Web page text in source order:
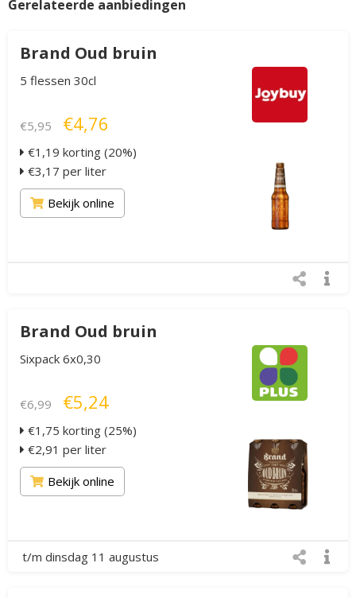
Gerelateerde aanbiedingen
Brand Oud bruin
5 flessen 30cl
€5,95 €4,76
€1,19 korting (20%)
€3,17 per liter
Bekijk online
Brand Oud bruin
Sixpack 6x0,30
€6,99 €5,24
€1,75 korting (25%)
€2,91 per liter
Bekijk online
t/m dinsdag 11 augustus